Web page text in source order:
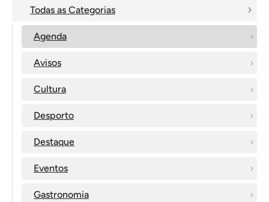
Todas as Categorias
Agenda
Avisos
Cultura
Desporto
Destaque
Eventos
Gastronomia